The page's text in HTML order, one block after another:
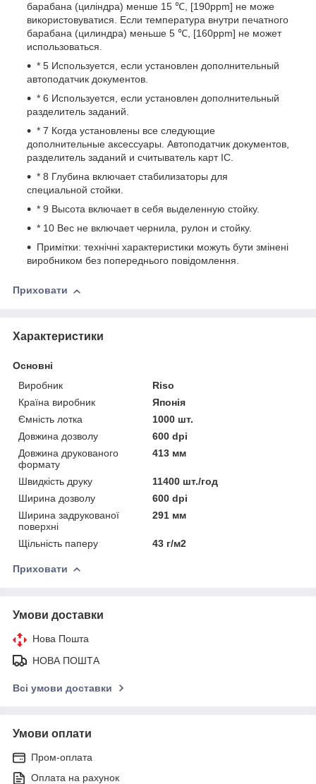
барабана (циліндра) менше 15 ℃, [190ppm] не може
використовуватися. Если температура внутри печатного
барабана (цилиндра) меньше 5 ℃, [160ppm] не может
использоваться.
* 5 Используется, если установлен дополнительный
автоподатчик документов.
* 6 Используется, если установлен дополнительный
разделитель заданий.
* 7 Когда установлены все следующие
дополнительные аксессуары. Автоподатчик документов,
разделитель заданий и считыватель карт IC.
* 8 Глубина включает стабилизаторы для
специальной стойки.
* 9 Высота включает в себя выделенную стойку.
* 10 Вес не включает чернила, рулон и стойку.
Примітки: технічні характеристики можуть бути змінені
виробником без попереднього повідомлення.
Приховати
Характеристики
Основні
Виробник
Riso
Країна виробник
Японія
Ємність лотка
1000 шт.
Довжина дозволу
600 dpi
Довжина друкованого
формату
413 мм
Швидкість друку
11400 шт./год
Ширина дозволу
600 dpi
Ширина задрукованої
поверхні
291 мм
Щільність паперу 43 г/м2
Приховати
Умови доставки
Нова Пошта
НОВА ПОШТА
Всі умови доставки
Умови оплати
Пром-оплата
Оплата на рахунок